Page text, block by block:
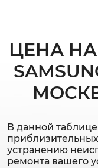
ЦЕНА
В данной
устранению
ремонта вашего